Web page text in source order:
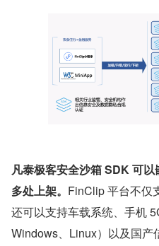
凡泰极客安全沙箱 SDK 可以
多处上架。 FinClip 平台不仅
还可以支持车载系统、手机
Windows、Linux）以及国产